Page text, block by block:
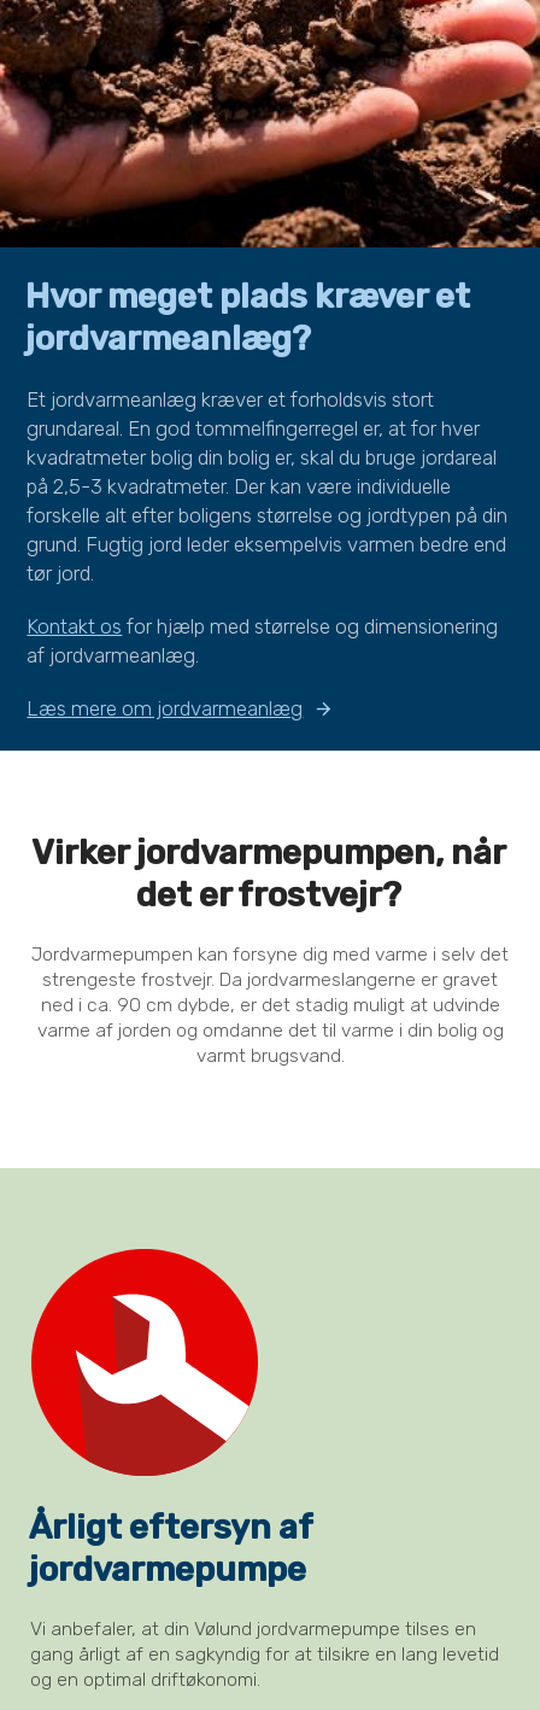
Hvor meget plads kræver et
jordvarmeanlæg?
Et jordvarmeanlæg kræver et forholdsvis stort
grundareal. En god tommelfingerregel er, at for hver
kvadratmeter bolig din bolig er, skal du bruge jordareal
på 2,5-3 kvadratmeter. Der kan være individuelle
forskelle alt efter boligens størrelse og jordtypen på din
grund. Fugtig jord leder eksempelvis varmen bedre end
tør jord.
Kontakt os for hjælp med størrelse og dimensionering
af jordvarmeanlæg.
Læs mere om jordvarmeanlæg
Virker jordvarmepumpen, når
det er frostvejr?
Jordvarmepumpen kan forsyne dig med varme i selv det
strengeste frostvejr. Da jordvarmeslangerne er gravet
ned i ca. 90 cm dybde, er det stadig muligt at udvinde
varme af jorden og omdanne det til varme i din bolig og
varmt brugsvand.
Årligt eftersyn af
jordvarmepumpe
Vi anbefaler, at din Vølund jordvarmepumpe tilses en
gang årligt af en sagkyndig for at tilsikre en lang levetid
og en optimal driftøkonomi.